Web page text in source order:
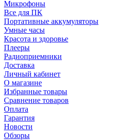
Микрофоны
Все для ПК
Портативные аккумуляторы
Умные часы
Красота и здоровье
Плееры
Радиоприемники
Доставка
Личный кабинет
О магазине
Избранные товары
Сравнение товаров
Оплата
Гарантия
Новости
Обзоры